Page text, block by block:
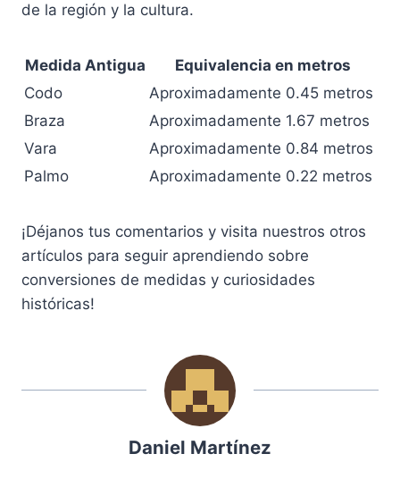
de la región y la cultura.
Medida Antigua
Equivalencia en metros
Codo
Aproximadamente 0.45 metros
Braza
Aproximadamente 1.67 metros
Vara
Aproximadamente 0.84 metros
Palmo
Aproximadamente 0.22 metros
¡Déjanos tus comentarios y visita nuestros otros
artículos para seguir aprendiendo sobre
conversiones de medidas y curiosidades
históricas!
Daniel Martínez